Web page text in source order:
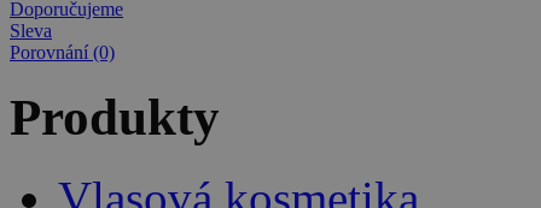
Doporučujeme
Sleva
Porovnání (0)
Produkty